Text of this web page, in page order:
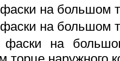
на большом
на большом
фаски на